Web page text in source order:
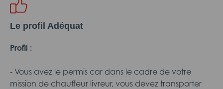
Le profil Adéquat
Profil :
- Vous avez le permis car dans le cadre de votre
mission de chauffeur livreur, vous devez transporter